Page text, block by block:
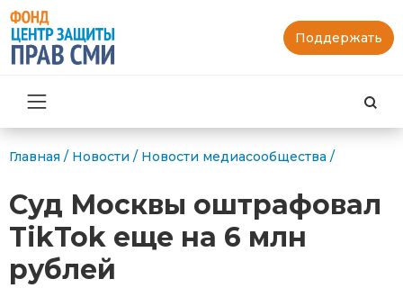
Поддержать
Главная / Новости / Новости медиасообщества /
Суд Москвы оштрафовал
TikTok еще на 6 млн
рублей